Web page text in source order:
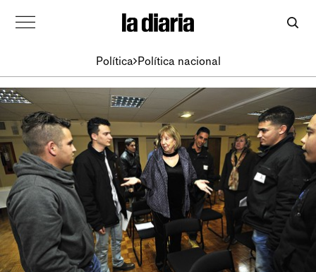
Política Política nacional